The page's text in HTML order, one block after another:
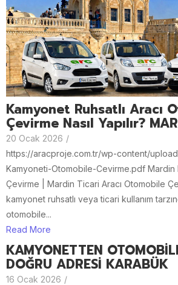
Kamyonet Ruhsatlı Aracı
Çevirme Nasıl Yapılır?
20 Ocak 2026 /
https://aracproje.com.tr/wp-content/
Kamyoneti-Otomobile-Cevirme.pdf Mardin
Çevirme | Mardin Ticari Aracı Otomobile
kamyonet ruhsatlı veya ticari kullanım
otomobile...
Read More
KAMYONETTEN
DOĞRU ADRESİ KARABÜK
16 Ocak 2026 /